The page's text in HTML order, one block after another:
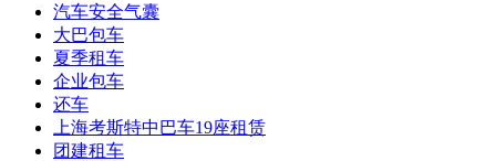
汽车安全气囊
大巴包车
夏季租车
企业包车
还车
上海考斯特中巴车19座租赁
团建租车